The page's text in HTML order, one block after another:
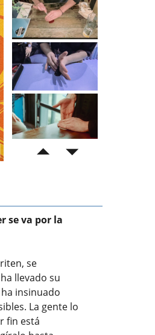
se va por la
se
llevado su
insinuado
La gente lo
fin está